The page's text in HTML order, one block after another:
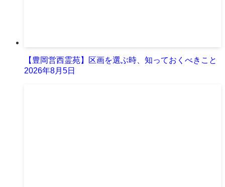
【豊岡営西霊苑】区画を選ぶ時、知っておくべきこと
2026年8月5日